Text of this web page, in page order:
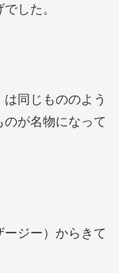
した。
同じもののよう
が名物になって
ジー）からきて